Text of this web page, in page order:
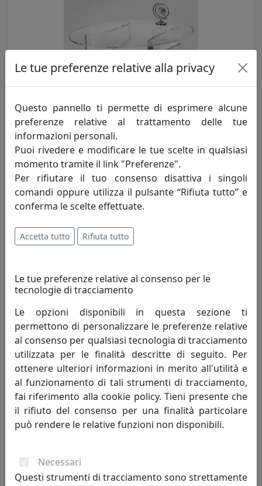
CODICE I00206056TAC
IPlex
724,00 €
TAVOLINO G_TABLE, TRASPARENTE, CATALOGO IPLEX, CODICE
I00206081TAC
IPlex
106,00 €
Le tue preferenze relative alla privacy
Questo pannello ti permette di esprimere alcune
preferenze relative al trattamento delle tue
informazioni personali.
Puoi rivedere e modificare le tue scelte in qualsiasi
momento tramite il link "Preferenze".
Per rifiutare il tuo consenso disattiva i singoli
comandi oppure utilizza il pulsante “Rifiuta tutto” e
conferma le scelte effettuate.
Accetta tutto Rifiuta tutto
Le tue preferenze relative al consenso per le
tecnologie di tracciamento
Le opzioni disponibili in questa sezione ti
permettono di personalizzare le preferenze relative
al consenso per qualsiasi tecnologia di tracciamento
utilizzata per le finalità descritte di seguito. Per
ottenere ulteriori informazioni in merito all'utilità e
al funzionamento di tali strumenti di tracciamento,
fai riferimento alla cookie policy. Tieni presente che
il rifiuto del consenso per una finalità particolare
può rendere le relative funzioni non disponibili.
Necessari
Questi strumenti di tracciamento sono strettamente